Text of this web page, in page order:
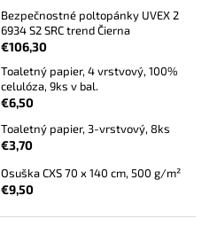
Bezpečnostné poltopánky UVEX 2
6934 S2 SRC trend Čierna
€106,30
Toaletný papier, 4 vrstvový, 100%
celulóza, 9ks v bal.
€6,50
Toaletný papier, 3-vrstvový, 8ks
€3,70
Osuška CXS 70 x 140 cm, 500 g/m²
€9,50